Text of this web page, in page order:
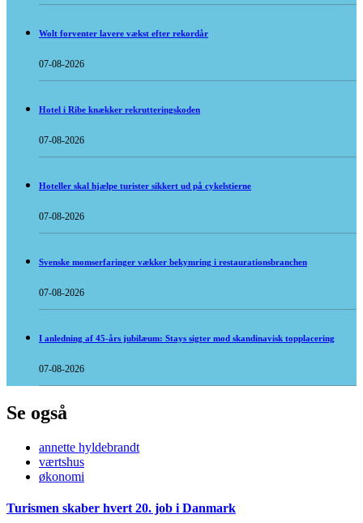
Wolt forventer lavere vækst efter rekordår
07-08-2026
Hotel i Ribe knækker rekrutteringskoden
07-08-2026
Hoteller skal hjælpe turister sikkert ud på cykelstierne
07-08-2026
Svenske momserfaringer vækker bekymring i restaurationsbranchen
07-08-2026
I anledning af 45-års jubilæum: Stays sigter mod skandinavisk topplacering
07-08-2026
Se også
annette hyldebrandt
værtshus
økonomi
Turismen skaber hvert 20. job i Danmark